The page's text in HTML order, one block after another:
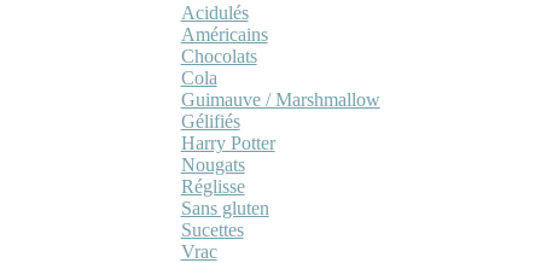
Acidulés
Américains
Chocolats
Cola
Guimauve / Marshmallow
Gélifiés
Harry Potter
Nougats
Réglisse
Sans gluten
Sucettes
Vrac